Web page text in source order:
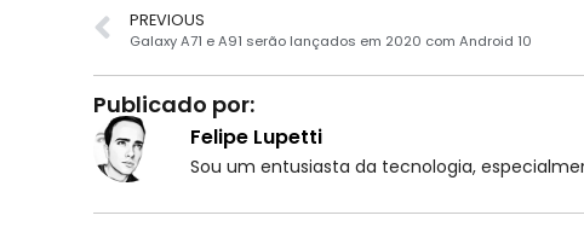
PREVIOUS
Galaxy A71 e A91 serão lançados em 2020 com Android 10
Publicado por:
Felipe Lupetti
Sou um entusiasta da tecnologia,